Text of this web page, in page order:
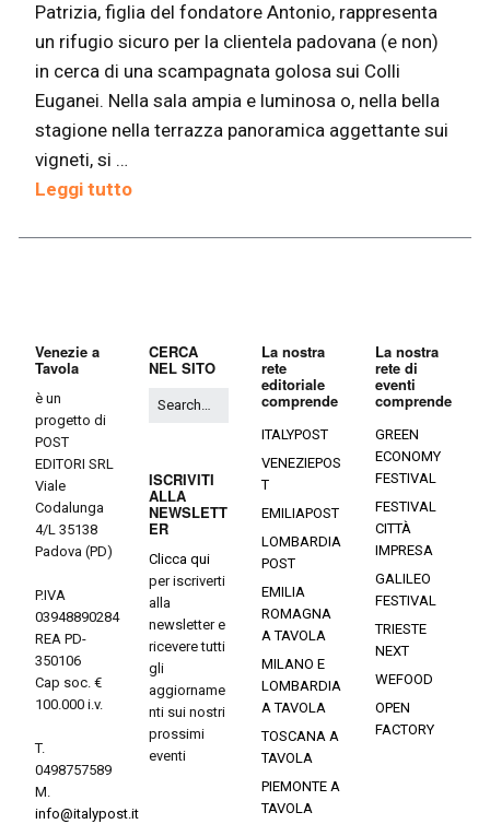
Patrizia, figlia del fondatore Antonio, rappresenta
un rifugio sicuro per la clientela padovana (e non)
in cerca di una scampagnata golosa sui Colli
Euganei. Nella sala ampia e luminosa o, nella bella
stagione nella terrazza panoramica aggettante sui
vigneti, si …
Leggi tutto
Venezie a
Tavola
è un
progetto di
POST
EDITORI SRL
Viale
Codalunga
4/L 35138
Padova (PD)
P.IVA
03948890284
REA PD-
350106
Cap soc. €
100.000 i.v.
T.
0498757589
M.
info@italypost.it
CERCA
NEL SITO
ISCRIVITI
ALLA
NEWSLETT
ER
Clicca qui
per iscriverti
alla
newsletter e
ricevere tutti
gli
aggiorname
nti sui nostri
prossimi
eventi
La nostra
rete
editoriale
comprende
ITALYPOST
VENEZIEPOS
T
EMILIAPOST
LOMBARDIA
POST
EMILIA
ROMAGNA
A TAVOLA
MILANO E
LOMBARDIA
A TAVOLA
TOSCANA A
TAVOLA
PIEMONTE A
TAVOLA
La nostra
rete di
eventi
comprende
GREEN
ECONOMY
FESTIVAL
FESTIVAL
CITTÀ
IMPRESA
GALILEO
FESTIVAL
TRIESTE
NEXT
WEFOOD
OPEN
FACTORY